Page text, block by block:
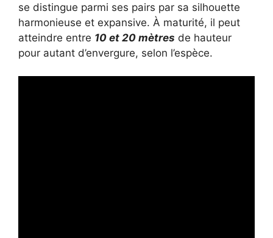
se distingue parmi ses pairs par sa silhouette
harmonieuse et expansive. À maturité, il peut
atteindre entre 10 et 20 mètres de hauteur
pour autant d’envergure, selon l’espèce.